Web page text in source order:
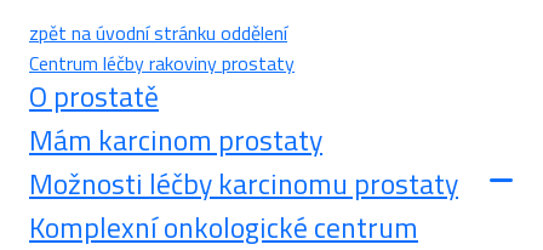
zpět na úvodní stránku oddělení
Centrum léčby rakoviny prostaty
O prostatě
Mám karcinom prostaty
Možnosti léčby karcinomu prostaty
Komplexní onkologické centrum